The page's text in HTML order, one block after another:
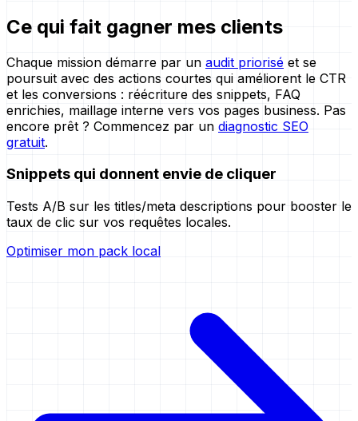
Ce qui fait gagner mes clients
Chaque mission démarre par un audit priorisé et se
poursuit avec des actions courtes qui améliorent le CTR
et les conversions : réécriture des snippets, FAQ
enrichies, maillage interne vers vos pages business. Pas
encore prêt ? Commencez par un diagnostic SEO
gratuit.
Snippets qui donnent envie de cliquer
Tests A/B sur les titles/meta descriptions pour booster le
taux de clic sur vos requêtes locales.
Optimiser mon pack local